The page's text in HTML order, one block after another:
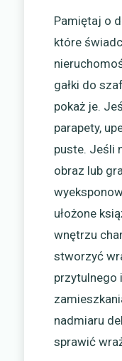
Pamiętaj o
które
gałki do
pokaż je.
parapety,
puste. Jeśli
obraz lub
ułożone
wnętrzu
stworzyć
przytulnego
nadmiaru
sprawić